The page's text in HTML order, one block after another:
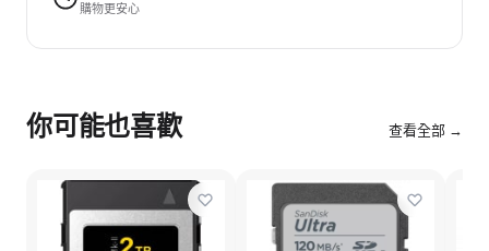
購物更安心
你可能也喜歡 查看全部 →